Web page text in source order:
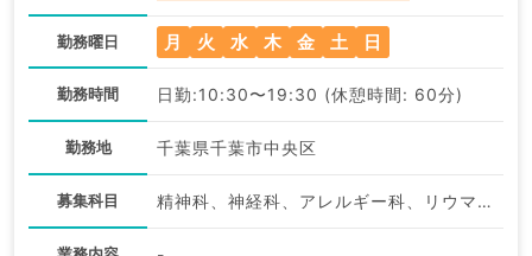
勤務曜日 月 火 水 木 金 土 日
勤務時間 日勤:10:30〜19:30 (休憩時間: 60分)
勤務地 千葉県千葉市中央区
募集科目 精神科、神経科、アレルギー科、リウマチ科、小児科、皮膚科、産婦人科、産科、婦人科、眼科、耳鼻咽喉科、気管食道科、放射線科、リハビリテーション科、麻酔科、ペインクリニック、人工透析科、緩和ケア科、一般内科、外科系全般、一般外科、総合診療科、美容皮膚科、健診・人間ドック、救急科・ＩＣＵ、病理科、基礎医学系、その他、産業医、科目不問